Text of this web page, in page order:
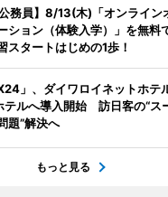
務員】8/13(木)「オンライン
ション（体験入学）」を無料
スタートはじめの1歩！
」、ダイワロイネットホテ
テルへ導入開始 訪日客の“ス
題”解決へ
もっと見る